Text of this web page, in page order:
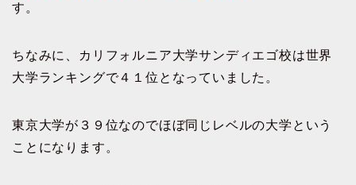
す。
ちなみに、カリフォルニア大学サンディエゴ校は世界
大学ランキングで４１位となっていました。
東京大学が３９位なのでほぼ同じレベルの大学という
ことになります。